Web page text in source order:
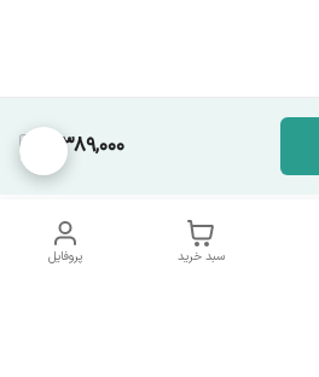
4,389,000
پروفایل سبد خرید